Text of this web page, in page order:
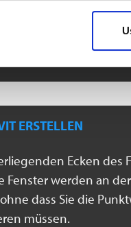
ERSTELLEN
Ecken des
Fenster werden an
dass Sie die
müssen.